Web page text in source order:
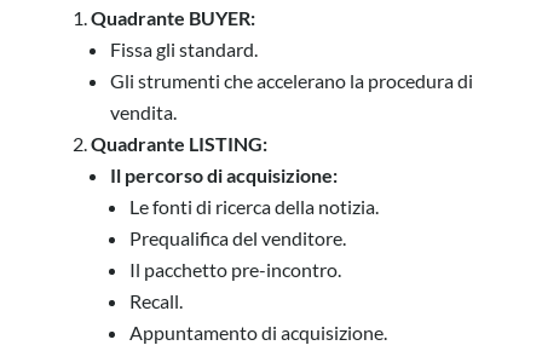
Quadrante BUYER:
Fissa gli standard.
Gli strumenti che accelerano la procedura di
vendita.
Quadrante LISTING:
Il percorso di acquisizione:
Le fonti di ricerca della notizia.
Prequalifica del venditore.
Il pacchetto pre-incontro.
Recall.
Appuntamento di acquisizione.